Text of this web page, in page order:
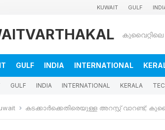
KUWAIT GULF
GULF INDIA INTERNATIONAL
GULF INDIA INTERNATIONAL KERALA
കടക്കാർക്കെതിരെയുള്ള അറസ്റ്റ് വാറണ്ട്;